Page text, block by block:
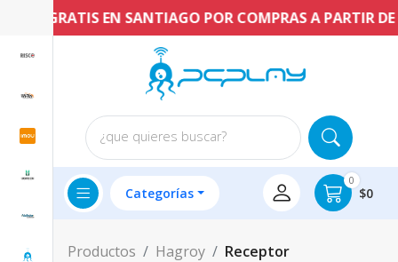
GRATIS EN SANTIAGO POR COMPRAS A PARTIR DE
¿que quieres buscar?
Categorías
0
$0
Productos Hagroy Receptor